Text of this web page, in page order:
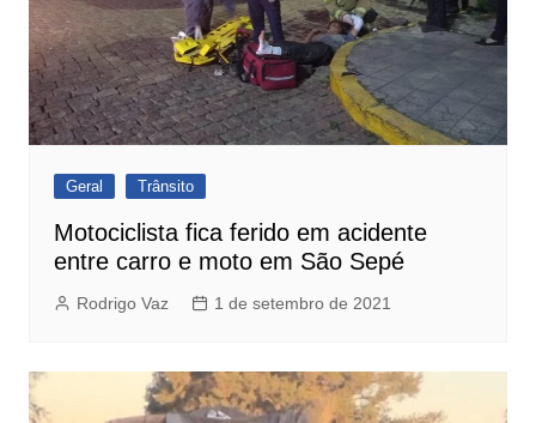
Geral Trânsito
Motociclista fica ferido em acidente
entre carro e moto em São Sepé
Rodrigo Vaz 1 de setembro de 2021